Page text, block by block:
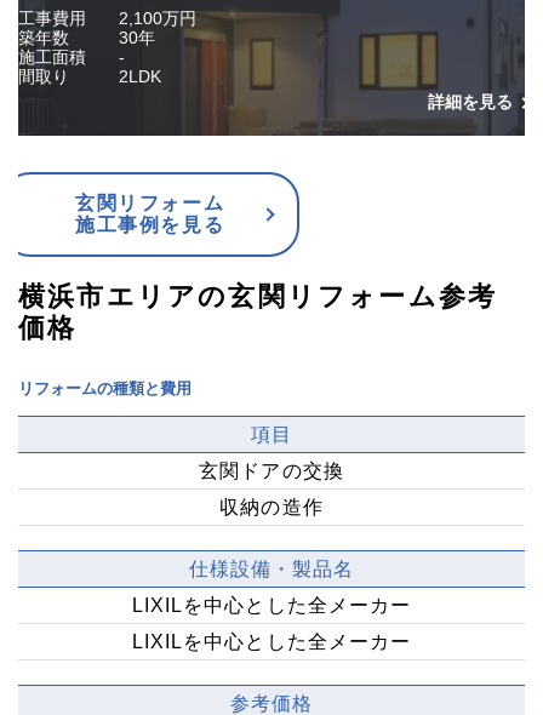
工事費用
2,100万円
築年数
30年
施工面積
-
間取り
2LDK
詳細を見る
玄関リフォーム
施工事例を見る
横浜市エリアの玄関リフォーム参考
価格
リフォームの種類と費用
項目
玄関ドアの交換
収納の造作
仕様設備・製品名
LIXILを中心とした全メーカー
LIXILを中心とした全メーカー
参考価格